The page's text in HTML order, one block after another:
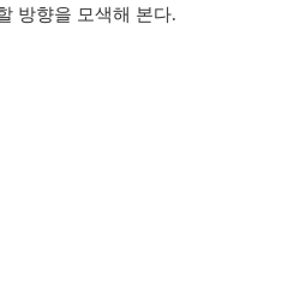
방향을 모색해 본다.